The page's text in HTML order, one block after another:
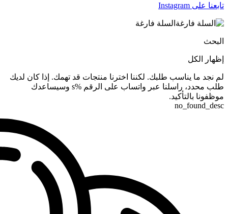
تابعنا على Instagram
السلة فارغة
البحث
إظهار الكل
لم نجد ما يناسب طلبك. لكننا اخترنا منتجات قد تهمك. إذا كان لديك
طلب محدد، راسلنا عبر واتساب على الرقم %s وسيساعدك
موظفونا بالتأكيد.
no_found_desc